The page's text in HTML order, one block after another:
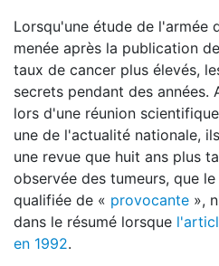
Lorsqu'une étude de l'armée
menée après la publication de
taux de cancer plus élevés,
secrets pendant des années.
lors d'une réunion
une de l'actualité nationale,
une revue que huit ans plus
observée des tumeurs, que
qualifiée de « provocante »,
dans le résumé lorsque
en 1992.